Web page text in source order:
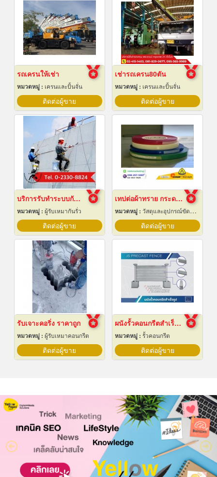
รถเครนให้เช่า
หมวดหมู่ : เครนและปั้นจั่น
ติดต่อผู้ขาย
เช่ารถเครน80ตัน
หมวดหมู่ : เครนและปั้นจั่น
ติดต่อผู้ขาย
บริการรับทำระบบกันซึม
หมวดหมู่ : ผู้รับเหมากันรั่ว
ติดต่อผู้ขาย
เทปต่อผ้าทราย กระดาษทราย
หมวดหมู่ : วัสดุและอุปกรณ์ขัดและฝน
ติดต่อผู้ขาย
รับเจาะคอริ่ง ราคาถูก
หมวดหมู่ : ผู้รับเหมาคอนกรีต
ติดต่อผู้ขาย
ผนังรั้วคอนกรีตสำเร็จรูป
หมวดหมู่ : รั้วคอนกรีต
ติดต่อผู้ขาย